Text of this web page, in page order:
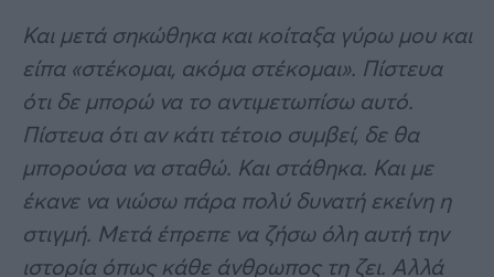
Και μετά σηκώθηκα και κοίταξα γύρω μου και
είπα «στέκομαι, ακόμα στέκομαι». Πίστευα
ότι δε μπορώ να το αντιμετωπίσω αυτό.
Πίστευα ότι αν κάτι τέτοιο συμβεί, δε θα
μπορούσα να σταθώ. Και στάθηκα. Και με
έκανε να νιώσω πάρα πολύ δυνατή εκείνη η
στιγμή. Μετά έπρεπε να ζήσω όλη αυτή την
ιστορία όπως κάθε άνθρωπος τη ζει. Αλλά